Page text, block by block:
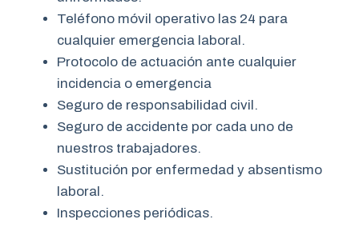
Teléfono móvil operativo las 24 para
cualquier emergencia laboral.
Protocolo de actuación ante cualquier
incidencia o emergencia
Seguro de responsabilidad civil.
Seguro de accidente por cada uno de
nuestros trabajadores.
Sustitución por enfermedad y absentismo
laboral.
Inspecciones periódicas.